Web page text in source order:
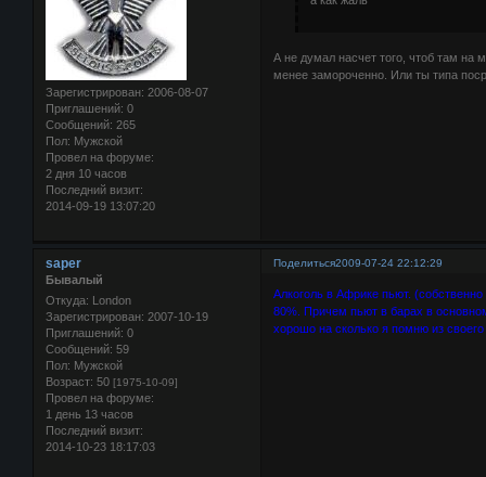
Зарегистрирован: 2006-08-07
Приглашений: 0
Сообщений: 265
Пол: Мужской
Провел на форуме:
2 дня 10 часов
Последний визит:
2014-09-19 13:07:20
А не думал насчет того, чтоб там на
менее замороченно. Или ты типа
Поделиться2009-07-24 22:12:29
saper
Бывалый
Откуда: London
Зарегистрирован: 2007-10-19
Приглашений: 0
Сообщений: 59
Пол: Мужской
Возраст: 50 [1975-10-09]
Провел на форуме:
1 день 13 часов
Последний визит:
2014-10-23 18:17:03
Алкоголь в Африке пьют.
80%. Причем пьют в барах в
хорошо на сколько я помню из